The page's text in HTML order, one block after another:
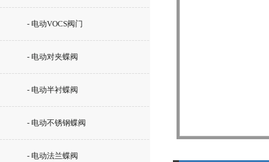
- 电动VOCS阀门
- 电动对夹蝶阀
- 电动半衬蝶阀
- 电动不锈钢蝶阀
- 电动法兰蝶阀